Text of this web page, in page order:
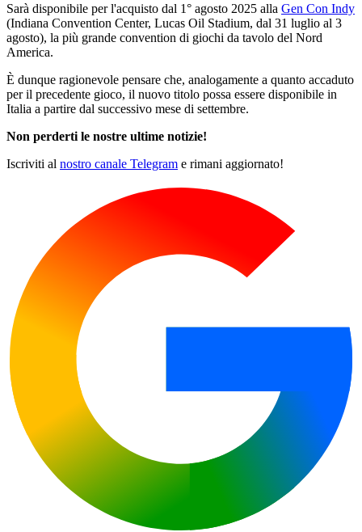
Sarà disponibile per l'acquisto dal 1° agosto 2025 alla Gen Con Indy
(Indiana Convention Center, Lucas Oil Stadium, dal 31 luglio al 3
agosto), la più grande convention di giochi da tavolo del Nord
America.
È dunque ragionevole pensare che, analogamente a quanto accaduto
per il precedente gioco, il nuovo titolo possa essere disponibile in
Italia a partire dal successivo mese di settembre.
Non perderti le nostre ultime notizie!
Iscriviti al nostro canale Telegram e rimani aggiornato!